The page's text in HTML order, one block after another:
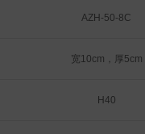
AZH-50-8C
宽10cm，厚5cm
H40